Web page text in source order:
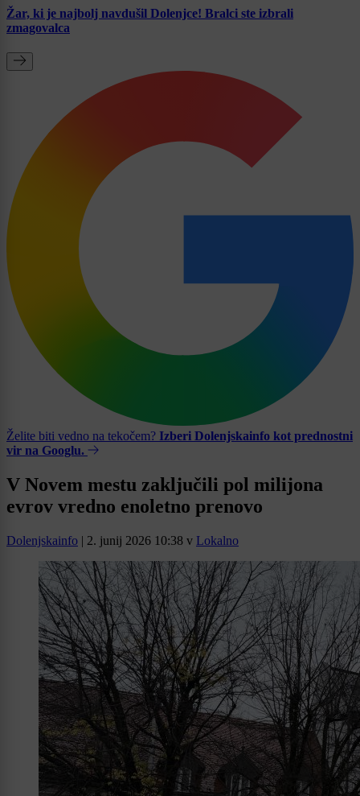
Žar, ki je najbolj navdušil Dolenjce! Bralci ste izbrali
zmagovalca
Želite biti vedno na tekočem? Izberi Dolenjskainfo kot prednostni
vir na Googlu.
V Novem mestu zaključili pol milijona
evrov vredno enoletno prenovo
Dolenjskainfo | 2. junij 2026 10:38 v Lokalno